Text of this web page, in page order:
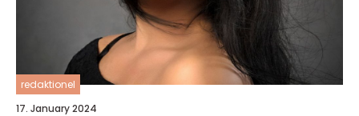
redaktionel
17. January 2024